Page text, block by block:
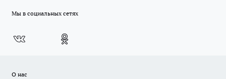
Мы в социальных сетях
О нас